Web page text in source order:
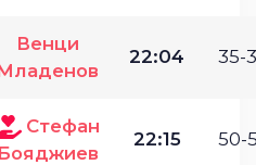
Венци
22:04 35-
Стефан
Бояджиев
22:15 50-